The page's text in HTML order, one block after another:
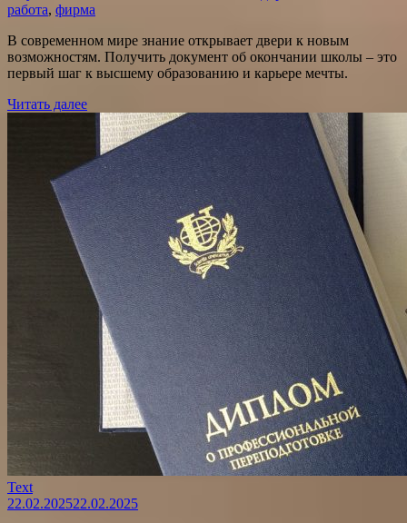
работа, фирма
В современном мире знание открывает двери к новым
возможностям. Получить документ об окончании школы – это
первый шаг к высшему образованию и карьере мечты.
Читать далее
Text
22.02.202522.02.2025